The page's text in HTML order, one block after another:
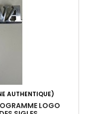
AUTHENTIQUE)
LOGO